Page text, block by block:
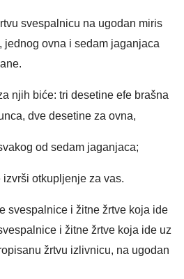
svespalnicu na ugodan miris
jednog ovna i sedam jaganjaca
njih biće: tri desetine efe brašna
dve desetine za ovna,
od sedam jaganjaca;
otkupljenje za vas.
svespalnice i žitne žrtve koja ide
i žitne žrtve koja ide uz
žrtvu izlivnicu, na ugodan